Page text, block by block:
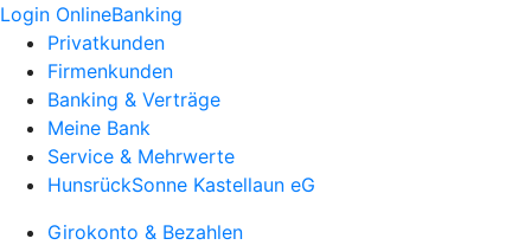
Login OnlineBanking
Privatkunden
Firmenkunden
Banking & Verträge
Meine Bank
Service & Mehrwerte
HunsrückSonne Kastellaun eG
Girokonto & Bezahlen